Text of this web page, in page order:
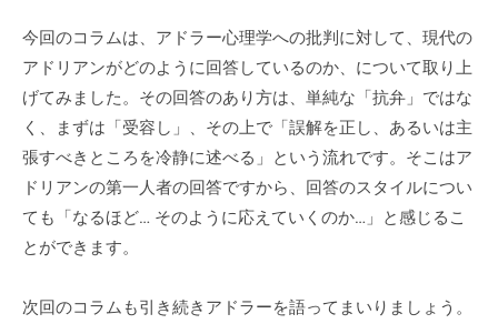
今回のコラムは、アドラー心理学への批判に対して、現代の
アドリアンがどのように回答しているのか、について取り上
げてみました。その回答のあり方は、単純な「抗弁」ではな
く、まずは「受容し」、その上で「誤解を正し、あるいは主
張すべきところを冷静に述べる」という流れです。そこはア
ドリアンの第一人者の回答ですから、回答のスタイルについ
ても「なるほど… そのように応えていくのか…」と感じるこ
とができます。
次回のコラムも引き続きアドラーを語ってまいりましょう。